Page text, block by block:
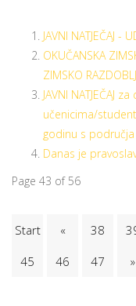
JAVNI NATJEČAJ -
OKUČANSKA
ZIMSKO
JAVNI NATJEČAJ
učenicima/
godinu s
Danas je
Page 43 of 56
Start « 38
45
46 47 »